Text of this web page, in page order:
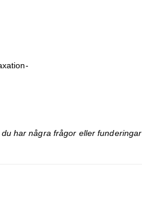
har några frågor eller funderingar